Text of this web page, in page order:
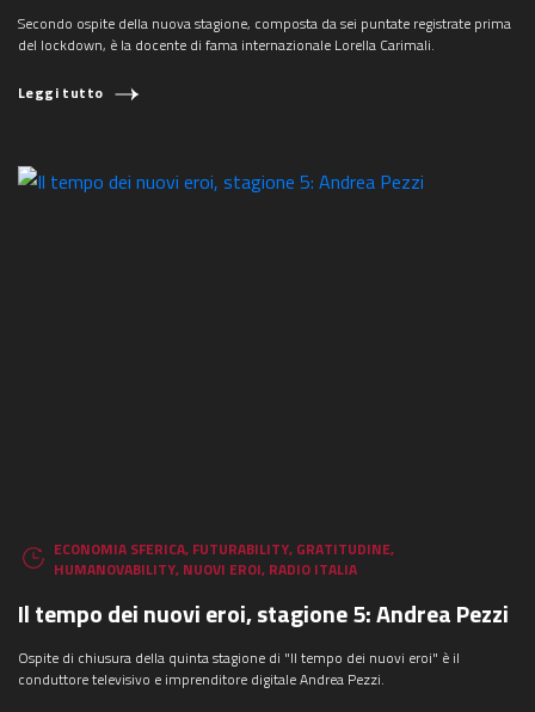
Secondo ospite della nuova stagione, composta da sei puntate registrate prima
del lockdown, è la docente di fama internazionale Lorella Carimali.
Leggi tutto
ECONOMIA SFERICA, FUTURABILITY, GRATITUDINE,
HUMANOVABILITY, NUOVI EROI, RADIO ITALIA
Il tempo dei nuovi eroi, stagione 5: Andrea Pezzi
Ospite di chiusura della quinta stagione di "Il tempo dei nuovi eroi" è il
conduttore televisivo e imprenditore digitale Andrea Pezzi.